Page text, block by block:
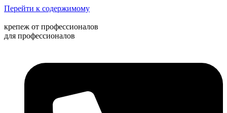
Перейти к содержимому
крепеж от профессионалов
для профессионалов